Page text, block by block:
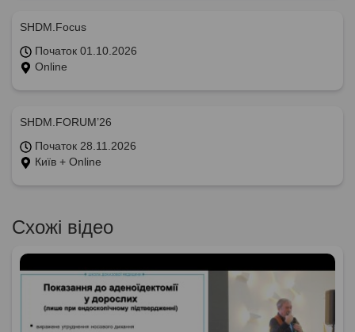
SHDM.Focus
Початок 01.10.2026
Online
SHDM.FORUM’26
Початок 28.11.2026
Київ + Online
Схожі відео